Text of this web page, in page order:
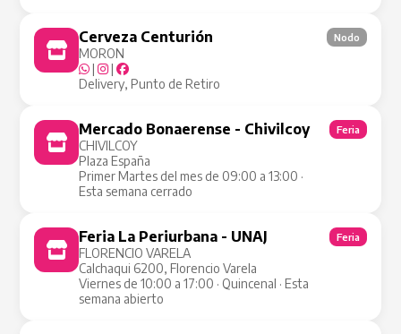
Cerveza Centurión
MORON
|
|
Delivery, Punto de Retiro
Nodo
Mercado Bonaerense - Chivilcoy
CHIVILCOY
Plaza España
Primer Martes del mes de 09:00 a 13:00 ·
Esta semana cerrado
Feria
Feria La Periurbana - UNAJ
FLORENCIO VARELA
Calchaqui 6200, Florencio Varela
Viernes de 10:00 a 17:00 · Quincenal · Esta
semana abierto
Feria